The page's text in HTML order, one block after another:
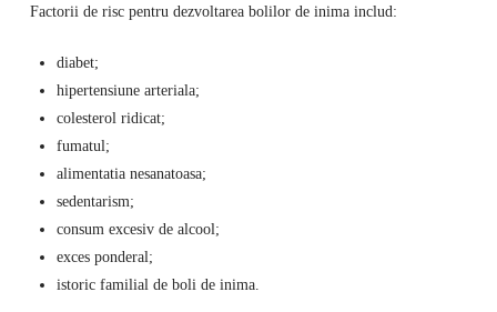
Factorii de risc pentru dezvoltarea bolilor de inima includ:
diabet;
hipertensiune arteriala;
colesterol ridicat;
fumatul;
alimentatia nesanatoasa;
sedentarism;
consum excesiv de alcool;
exces ponderal;
istoric familial de boli de inima.